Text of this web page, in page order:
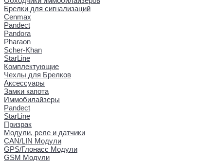
Брелки для сигнализаций
Cenmax
Pandect
Pandora
Pharaon
Scher-Khan
StarLine
Комплектующие
Чехлы для Брелков
Аксессуары
Замки капота
Иммобилайзеры
Pandect
StarLine
Призрак
Модули, реле и датчики
CAN/LIN Модули
GPS/Глонасс Модули
GSM Модули